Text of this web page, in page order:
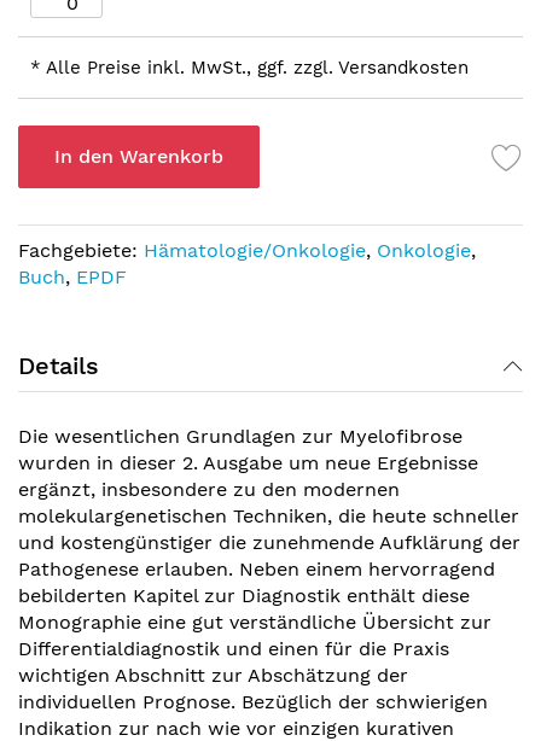
* Alle Preise inkl. MwSt., ggf. zzgl. Versandkosten
In den Warenkorb
Fachgebiete: Hämatologie/Onkologie, Onkologie,
Buch, EPDF
Details
Die wesentlichen Grundlagen zur Myelofibrose
wurden in dieser 2. Ausgabe um neue Ergebnisse
ergänzt, insbesondere zu den modernen
molekulargenetischen Techniken, die heute schneller
und kostengünstiger die zunehmende Aufklärung der
Pathogenese erlauben. Neben einem hervorragend
bebilderten Kapitel zur Diagnostik enthält diese
Monographie eine gut verständliche Übersicht zur
Differentialdiagnostik und einen für die Praxis
wichtigen Abschnitt zur Abschätzung der
individuellen Prognose. Bezüglich der schwierigen
Indikation zur nach wie vor einzigen kurativen